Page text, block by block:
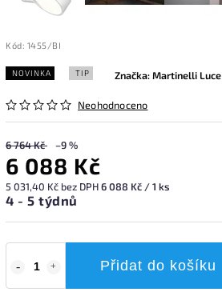
Kód: 1455/BI
NOVINKA TIP
Neohodnoceno
Značka:Martinelli Luce
6 764 Kč –9 %
6 088 Kč
5 031,40 Kč bez DPH6 088 Kč / 1 ks
4 - 5 týdnů
Přidat do košíku